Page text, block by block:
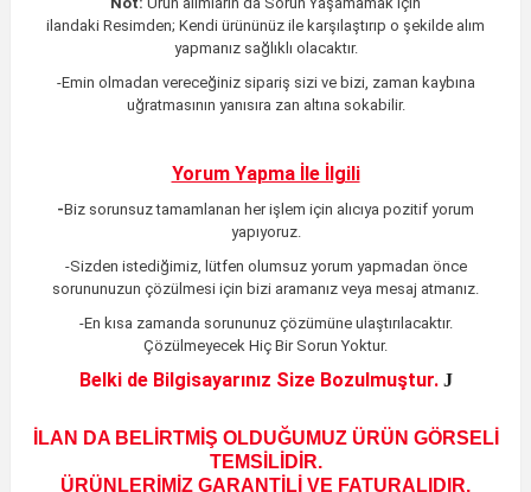
ilandaki Resimden; Kendi ürününüz ile karşılaştırıp o şekilde alım
yapmanız sağlıklı olacaktır.
-Emin olmadan vereceğiniz sipariş sizi ve bizi, zaman kaybına
uğratmasının yanısıra zan altına sokabilir.
Yorum Yapma İle İlgili
-Biz sorunsuz tamamlanan her işlem için alıcıya pozitif yorum
yapıyoruz.
-Sizden istediğimiz, lütfen olumsuz yorum yapmadan önce
sorununuzun çözülmesi için bizi aramanız veya mesaj atmanız.
-En kısa zamanda sorununuz çözümüne ulaştırılacaktır.
Çözülmeyecek Hiç Bir Sorun Yoktur.
Belki de Bilgisayarınız Size Bozulmuştur. J
İLAN DA BELİRTMİŞ OLDUĞUMUZ ÜRÜN GÖRSELİ
TEMSİLİDİR.
ÜRÜNLERİMİZ GARANTİLİ VE FATURALIDIR.